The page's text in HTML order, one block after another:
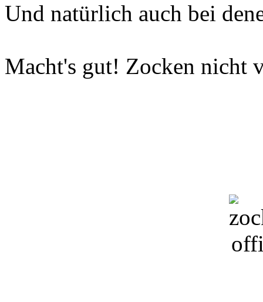
Und natürlich auch bei
Macht's gut! Zocken nicht